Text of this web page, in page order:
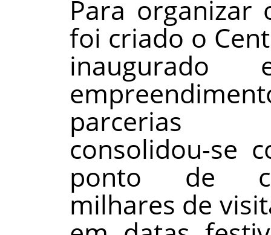
Para organizar
foi criado o
parcerias
consolidou-se
ponto de
milhares de